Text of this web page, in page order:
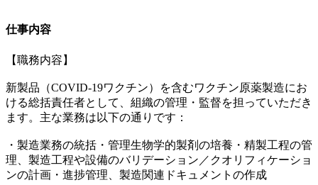
仕事内容
【職務内容】
新製品（COVID-19ワクチン）を含むワクチン原薬製造にお
ける総括責任者として、組織の管理・監督を担っていただき
ます。主な業務は以下の通りです：
・製造業務の統括・管理生物学的製剤の培養・精製工程の管
理、製造工程や設備のバリデーション／クオリフィケーショ
ンの計画・進捗管理、製造関連ドキュメントの作成